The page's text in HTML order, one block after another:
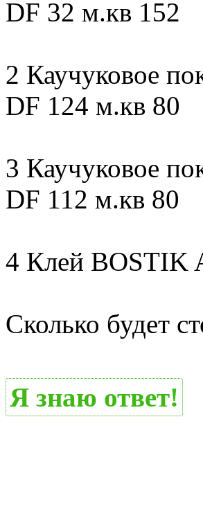
DF 32 м.кв 152
2 Каучуковое
DF 124 м.кв 80
3 Каучуковое
DF 112 м.кв 80
4 Клей BOSTIK
Сколько будет
Я знаю ответ!